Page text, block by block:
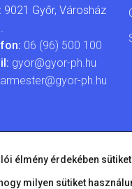
9021 Győr, Városház
06 (96) 500 100
gyor@gyor-ph.hu
ph.hu
élmény érdekében
milyen sütiket